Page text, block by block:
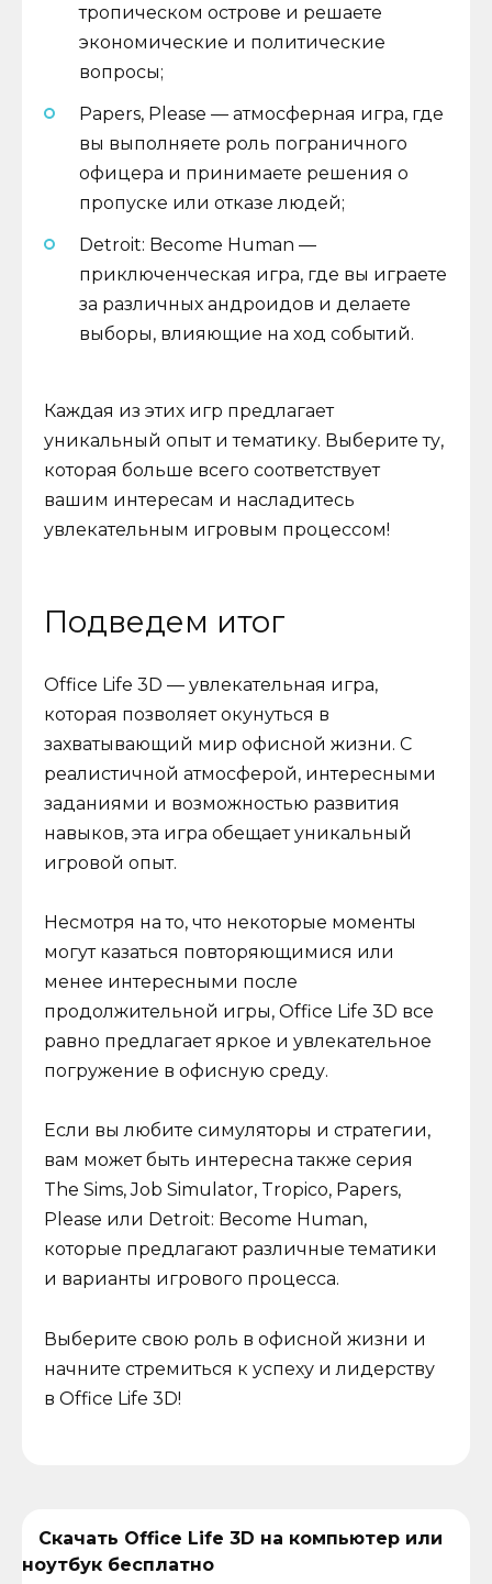
тропическом острове и решаете
экономические и политические
вопросы;
Papers, Please — атмосферная игра, где
вы выполняете роль пограничного
офицера и принимаете решения о
пропуске или отказе людей;
Detroit: Become Human —
приключенческая игра, где вы играете
за различных андроидов и делаете
выборы, влияющие на ход событий.
Каждая из этих игр предлагает
уникальный опыт и тематику. Выберите ту,
которая больше всего соответствует
вашим интересам и насладитесь
увлекательным игровым процессом!
Подведем итог
Office Life 3D — увлекательная игра,
которая позволяет окунуться в
захватывающий мир офисной жизни. С
реалистичной атмосферой, интересными
заданиями и возможностью развития
навыков, эта игра обещает уникальный
игровой опыт.
Несмотря на то, что некоторые моменты
могут казаться повторяющимися или
менее интересными после
продолжительной игры, Office Life 3D все
равно предлагает яркое и увлекательное
погружение в офисную среду.
Если вы любите симуляторы и стратегии,
вам может быть интересна также серия
The Sims, Job Simulator, Tropico, Papers,
Please или Detroit: Become Human,
которые предлагают различные тематики
и варианты игрового процесса.
Выберите свою роль в офисной жизни и
начните стремиться к успеху и лидерству
в Office Life 3D!
Скачать Office Life 3D на компьютер или
ноутбук бесплатно